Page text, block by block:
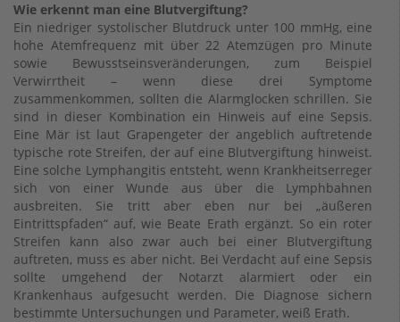
Wie erkennt man eine Blutvergiftung?
Ein niedriger systolischer Blutdruck unter 100 mmHg, eine
hohe Atemfrequenz mit über 22 Atemzügen pro Minute
sowie Bewusstseinsveränderungen, zum Beispiel
Verwirrtheit – wenn diese drei Symptome
zusammenkommen, sollten die Alarmglocken schrillen. Sie
sind in dieser Kombination ein Hinweis auf eine Sepsis.
Eine Mär ist laut Grapengeter der angeblich auftretende
typische rote Streifen, der auf eine Blutvergiftung hinweist.
Eine solche Lymphangitis entsteht, wenn Krankheitserreger
sich von einer Wunde aus über die Lymphbahnen
ausbreiten. Sie tritt aber eben nur bei „äußeren
Eintrittspfaden“ auf, wie Beate Erath ergänzt. So ein roter
Streifen kann also zwar auch bei einer Blutvergiftung
auftreten, muss es aber nicht. Bei Verdacht auf eine Sepsis
sollte umgehend der Notarzt alarmiert oder ein
Krankenhaus aufgesucht werden. Die Diagnose sichern
bestimmte Untersuchungen und Parameter, weiß Erath.